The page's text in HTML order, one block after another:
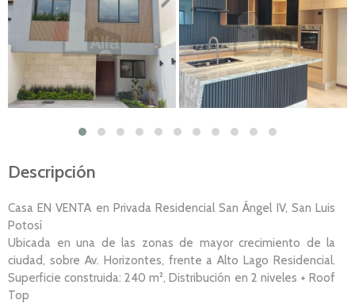
Descripción
Casa EN VENTA en Privada Residencial San Ángel IV, San Luis
Potosí
Ubicada en una de las zonas de mayor crecimiento de la
ciudad, sobre Av. Horizontes, frente a Alto Lago Residencial.
Superficie construida: 240 m², Distribución en 2 niveles + Roof
Top